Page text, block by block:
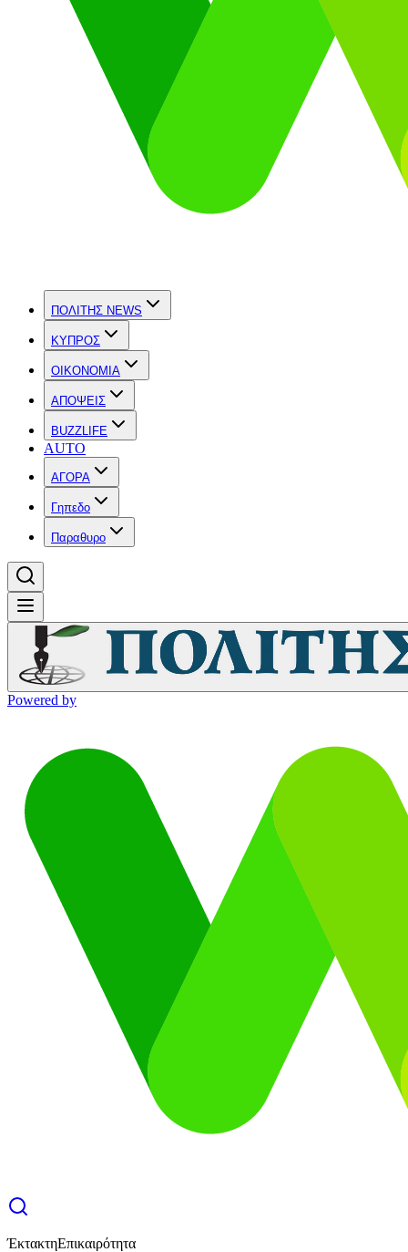
ΠΟΛΙΤΗΣ NEWS
ΚΥΠΡΟΣ
OIKONOMIA
ΑΠΟΨΕΙΣ
BUZZLIFE
AUTO
ΑΓΟΡΑ
Γηπεδο
Παραθυρο
Powered by
ΈκτακτηΕπικαιρότητα